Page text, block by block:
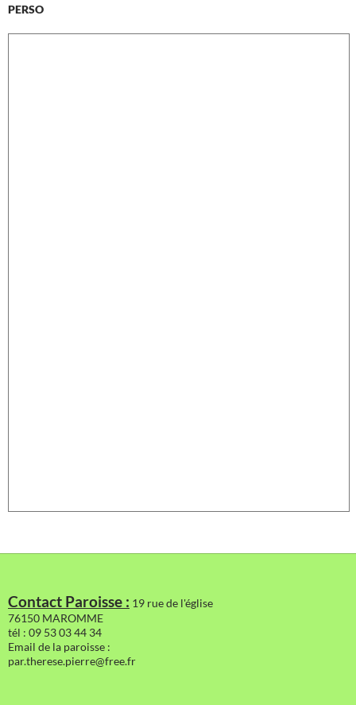
PERSO
Contact Paroisse : 19 rue de l'église
76150 MAROMME
tél : 09 53 03 44 34
Email de la paroisse :
par.therese.pierre@free.fr